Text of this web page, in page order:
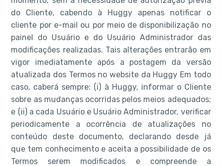
do Cliente, cabendo à Huggy apenas notificar o
cliente por e-mail ou por meio de disponibilização no
painel do Usuário e do Usuário Administrador das
modificações realizadas. Tais alterações entrarão em
vigor imediatamente após a postagem da versão
atualizada dos Termos no website da Huggy Em todo
caso, caberá sempre: (i) à Huggy, informar o Cliente
sobre as mudanças ocorridas pelos meios adequados;
e (ii) a cada Usuário e Usuário Administrador, verificar
periodicamente a ocorrência de atualizações no
conteúdo deste documento, declarando desde já
que tem conhecimento e aceita a possibilidade de os
Termos serem modificados e compreende a